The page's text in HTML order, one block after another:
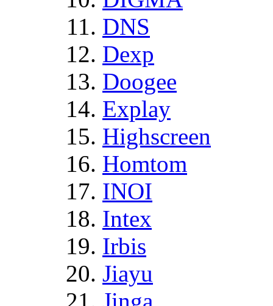
DNS
Dexp
Doogee
Explay
Highscreen
Homtom
INOI
Intex
Irbis
Jiayu